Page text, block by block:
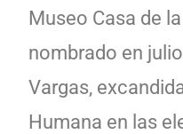
Museo Casa de
nombrado en
Vargas,
Humana en las